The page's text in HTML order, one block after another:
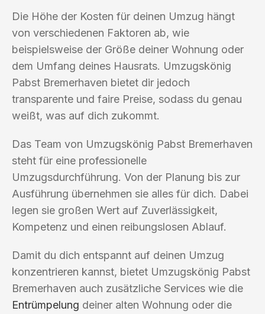
Die Höhe der Kosten für deinen Umzug hängt
von verschiedenen Faktoren ab, wie
beispielsweise der Größe deiner Wohnung oder
dem Umfang deines Hausrats. Umzugskönig
Pabst Bremerhaven bietet dir jedoch
transparente und faire Preise, sodass du genau
weißt, was auf dich zukommt.
Das Team von Umzugskönig Pabst Bremerhaven
steht für eine professionelle
Umzugsdurchführung. Von der Planung bis zur
Ausführung übernehmen sie alles für dich. Dabei
legen sie großen Wert auf Zuverlässigkeit,
Kompetenz und einen reibungslosen Ablauf.
Damit du dich entspannt auf deinen Umzug
konzentrieren kannst, bietet Umzugskönig Pabst
Bremerhaven auch zusätzliche Services wie die
Entrümpelung deiner alten Wohnung oder die